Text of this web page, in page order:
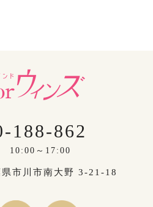
188-862
10:00～17:00
県市川市南大野 3-21-18